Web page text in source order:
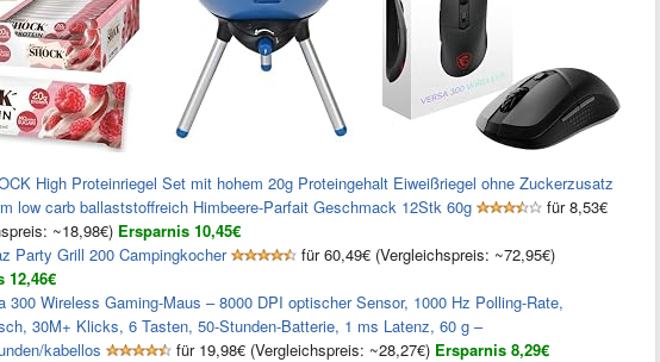
High Proteinriegel Set mit hohem 20g Proteingehalt Eiweißriegel ohne Zuckerzusatz
low carb ballaststoffreich Himbeere-Parfait Geschmack 12Stk 60g
für 8,53€
~18,98€) Ersparnis 10,45€
Party Grill 200 Campingkocher
für 60,49€ (Vergleichspreis: ~72,95€)
12,46€
300 Wireless Gaming-Maus – 8000 DPI optischer Sensor, 1000 Hz Polling-Rate,
30M+ Klicks, 6 Tasten, 50-Stunden-Batterie, 1 ms Latenz, 60 g –
kabellos
für 19,98€ (Vergleichspreis: ~28,27€) Ersparnis 8,29€